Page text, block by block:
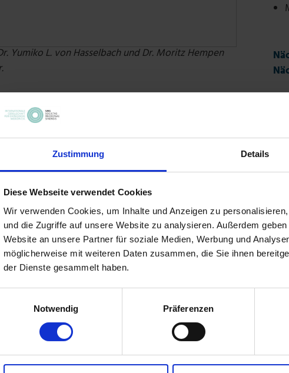
Zustimmung Details
Diese Webseite verwendet Cookies
Wir verwenden Cookies, um Inhalte und Anzeigen zu
und die Zugriffe auf unsere Website zu analysieren. Außerdem
Website an unsere Partner für soziale Medien, Werbung und
möglicherweise mit weiteren Daten zusammen, die Sie ihnen
der Dienste gesammelt haben.
Notwendig
Präferenzen
Yumiko L. von Hasselbach und Dr. Moritz Hempen